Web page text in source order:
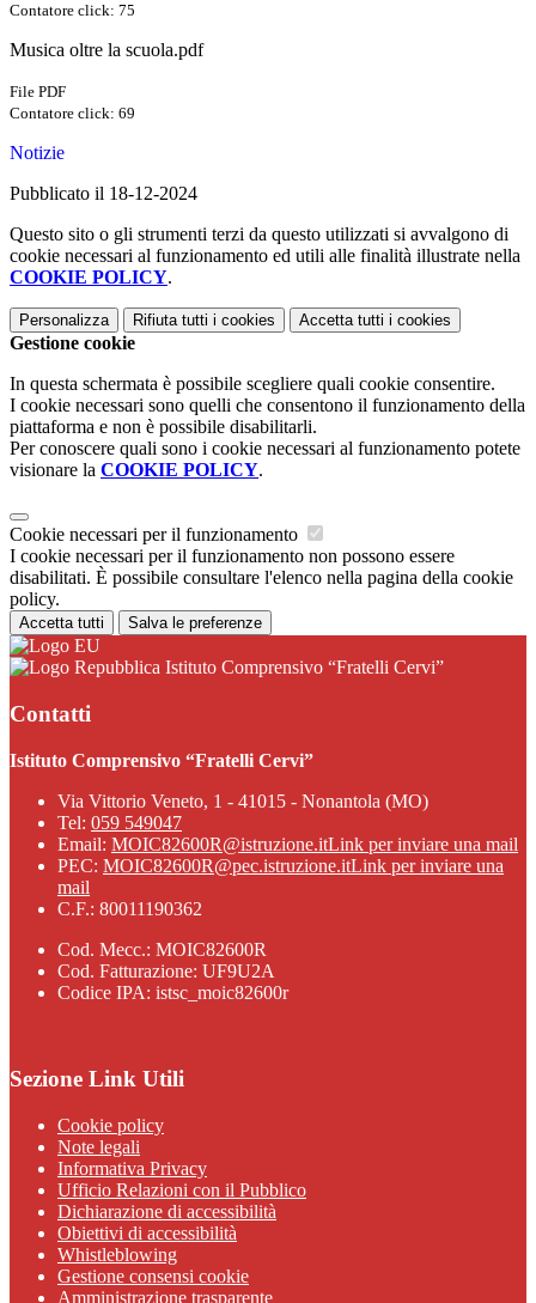
Contatore click: 75
Musica oltre la scuola.pdf
File PDF
Contatore click: 69
Notizie
Pubblicato il 18-12-2024
Questo sito o gli strumenti terzi da questo utilizzati si avvalgono di
cookie necessari al funzionamento ed utili alle finalità illustrate nella
COOKIE POLICY.
Personalizza Rifiuta tutti i cookies Accetta tutti i cookies
Gestione cookie
In questa schermata è possibile scegliere quali cookie consentire.
I cookie necessari sono quelli che consentono il funzionamento della
piattaforma e non è possibile disabilitarli.
Per conoscere quali sono i cookie necessari al funzionamento potete
visionare la COOKIE POLICY.
Cookie necessari per il funzionamento
I cookie necessari per il funzionamento non possono essere
disabilitati. È possibile consultare l'elenco nella pagina della cookie
policy.
Accetta tutti Salva le preferenze
Istituto Comprensivo “Fratelli Cervi”
Contatti
Istituto Comprensivo “Fratelli Cervi”
Via Vittorio Veneto, 1 - 41015 - Nonantola (MO)
Tel: 059 549047
Email: MOIC82600R@istruzione.itLink per inviare una mail
PEC: MOIC82600R@pec.istruzione.itLink per inviare una
mail
C.F.: 80011190362
Cod. Mecc.: MOIC82600R
Cod. Fatturazione: UF9U2A
Codice IPA: istsc_moic82600r
Sezione Link Utili
Cookie policy
Note legali
Informativa Privacy
Ufficio Relazioni con il Pubblico
Dichiarazione di accessibilità
Obiettivi di accessibilità
Whistleblowing
Gestione consensi cookie
Amministrazione trasparente